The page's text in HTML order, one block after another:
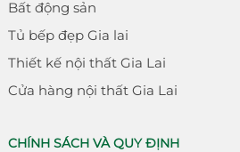
Bất động sản
Tủ bếp đẹp Gia lai
Thiết kế nội thất Gia Lai
Cửa hàng nội thất Gia Lai
CHÍNH SÁCH VÀ QUY ĐỊNH